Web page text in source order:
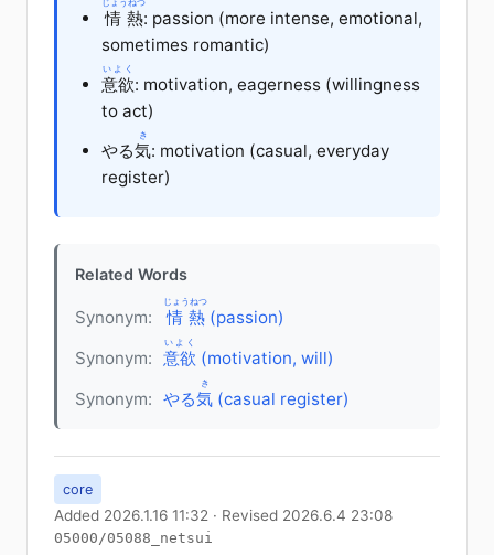
情熱: passion (more intense, emotional,
sometimes romantic)
意欲
いよく
: motivation, eagerness (willingness
to act)
やる気
き
: motivation (casual, everyday
register)
Related Words
Synonym: 情熱
じょうねつ
(passion)
Synonym: 意欲
いよく
(motivation, will)
Synonym: やる気
き
(casual register)
core
Added 2026.1.16 11:32 · Revised 2026.6.4 23:08
05000/05088_netsui